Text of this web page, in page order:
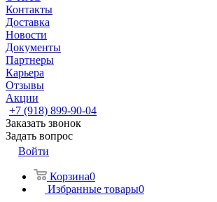
Контакты
Доставка
Новости
Документы
Партнеры
Карьера
Отзывы
Акции
+7 (918) 899-90-04
Заказать звонок
Задать вопрос
Войти
Корзина0
Избранные товары0